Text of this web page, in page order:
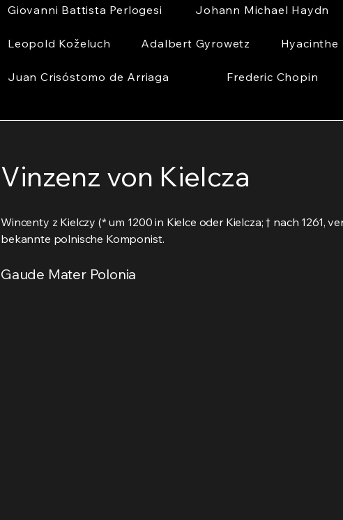
Giovanni Battista Perlogesi Johann Michael Haydn
Leopold Koželuch Adalbert Gyrowetz Hyacinthe
Juan Crisóstomo de Arriaga Frederic Chopin
Vinzenz von Kielcza
Wincenty z Kielczy (* um 1200 in Kielce oder Kielcza; † nach 1261,
bekannte polnische Komponist.
Gaude Mater Polonia